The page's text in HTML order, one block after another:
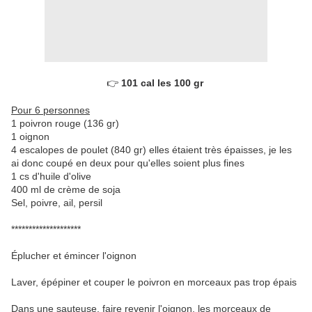
👉 101 cal les 100 gr
Pour 6 personnes
1 poivron rouge (136 gr)
1 oignon
4 escalopes de poulet (840 gr) elles étaient très épaisses, je les
ai donc coupé en deux pour qu'elles soient plus fines
1 cs d'huile d'olive
400 ml de crème de soja
Sel, poivre, ail, persil
********************
Éplucher et émincer l'oignon
Laver, épépiner et couper le poivron en morceaux pas trop épais
Dans une sauteuse, faire revenir l'oignon, les morceaux de